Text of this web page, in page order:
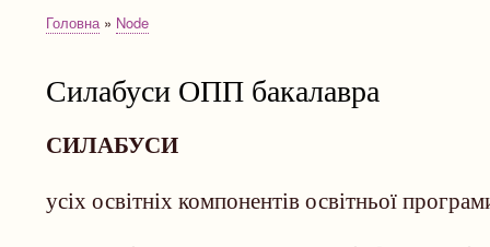
Рядок
Головна Node
Силабуси ОПП бакалавра
СИЛАБУСИ
усіх освітніх компонентів освітньої